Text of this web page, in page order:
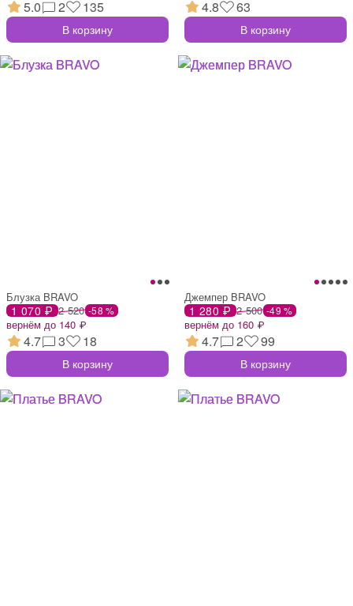
5.0 2 135
В корзину
4.8 63
В корзину
Блузка BRAVO
1 070 ₽ 2 520 -58 %
вернём до 140 ₽
4.7 3 18
В корзину
Джемпер BRAVO
1 280 ₽ 2 500 -49 %
вернём до 160 ₽
4.7 2 99
В корзину